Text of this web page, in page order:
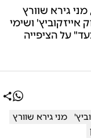
גירא שוורץ
ושימי
על הציפייה
מני גירא שוורץ